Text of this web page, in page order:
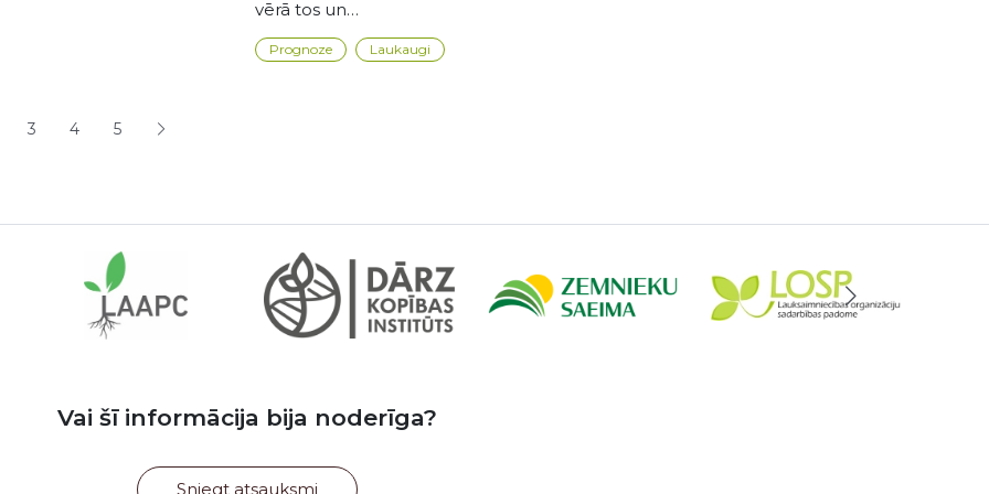
vērā tos un…
Prognoze Laukaugi
lapa
Lapa
3 Lapa
4 Lapa
5
Vai šī informācija bija noderīga?
Sniegt atsauksmi